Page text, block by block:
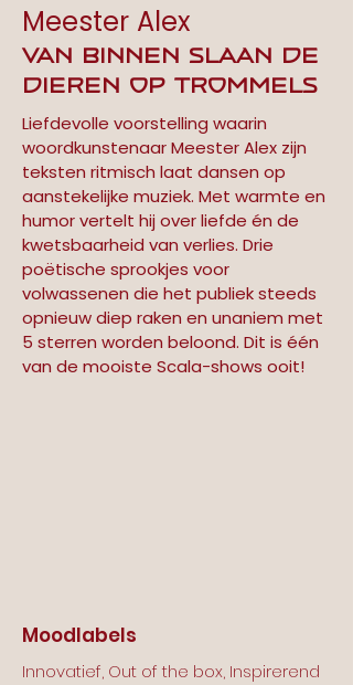
Meester Alex
Van Binnen Slaan De
Dieren Op Trommels
Liefdevolle voorstelling waarin
woordkunstenaar Meester Alex zijn
teksten ritmisch laat dansen op
aanstekelijke muziek. Met warmte en
humor vertelt hij over liefde én de
kwetsbaarheid van verlies. Drie
poëtische sprookjes voor
volwassenen die het publiek steeds
opnieuw diep raken en unaniem met
5 sterren worden beloond. Dit is één
van de mooiste Scala-shows ooit!
Moodlabels
Innovatief, Out of the box, Inspirerend